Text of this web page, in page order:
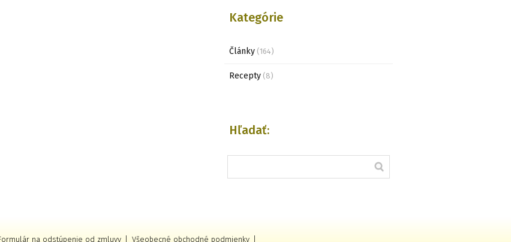
Kategórie
Články (164)
Recepty (8)
Hľadať:
na odstúpenie od zmluvy Všeobecné obchodné podmienky